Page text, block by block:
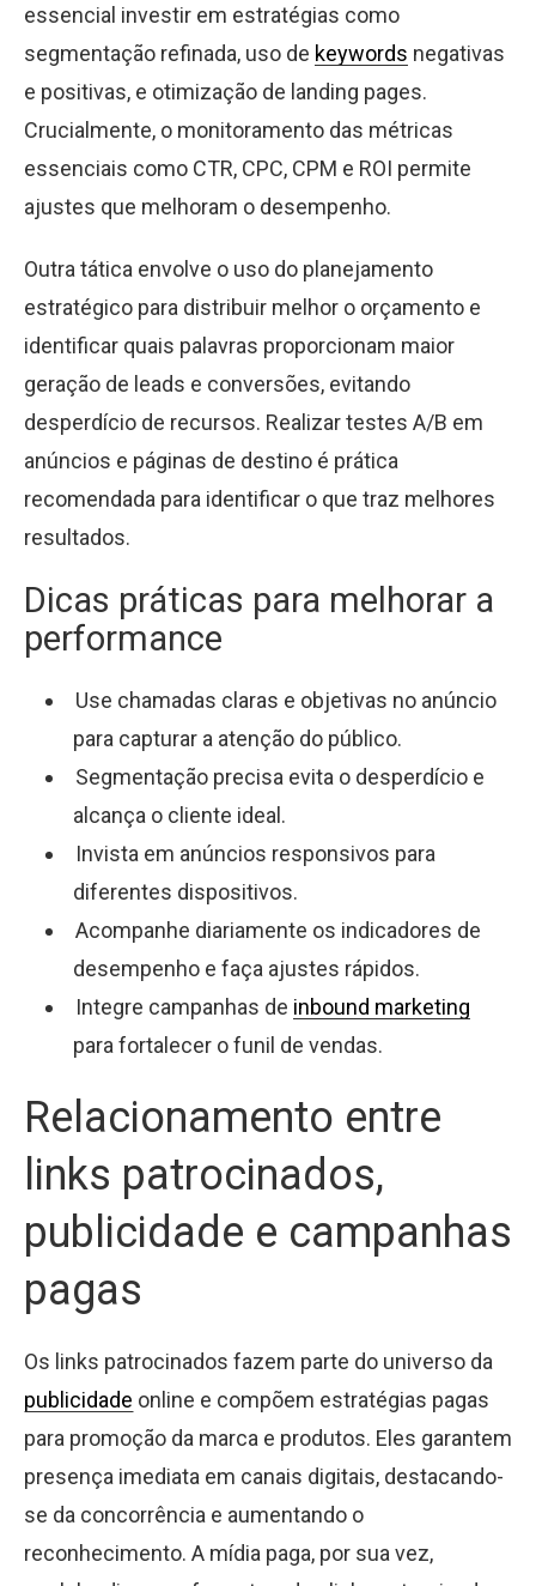
essencial investir em estratégias como
segmentação refinada, uso de keywords negativas
e positivas, e otimização de landing pages.
Crucialmente, o monitoramento das métricas
essenciais como CTR, CPC, CPM e ROI permite
ajustes que melhoram o desempenho.
Outra tática envolve o uso do planejamento
estratégico para distribuir melhor o orçamento e
identificar quais palavras proporcionam maior
geração de leads e conversões, evitando
desperdício de recursos. Realizar testes A/B em
anúncios e páginas de destino é prática
recomendada para identificar o que traz melhores
resultados.
Dicas práticas para melhorar a
performance
Use chamadas claras e objetivas no anúncio
para capturar a atenção do público.
Segmentação precisa evita o desperdício e
alcança o cliente ideal.
Invista em anúncios responsivos para
diferentes dispositivos.
Acompanhe diariamente os indicadores de
desempenho e faça ajustes rápidos.
Integre campanhas de inbound marketing
para fortalecer o funil de vendas.
Relacionamento entre
links patrocinados,
publicidade e campanhas
pagas
Os links patrocinados fazem parte do universo da
publicidade online e compõem estratégias pagas
para promoção da marca e produtos. Eles garantem
presença imediata em canais digitais, destacando-
se da concorrência e aumentando o
reconhecimento. A mídia paga, por sua vez,